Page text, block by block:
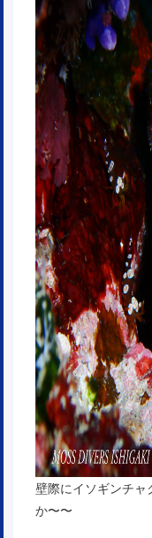
壁際にイソギンチャ
か〜〜